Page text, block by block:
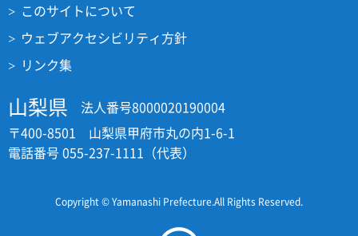
このサイトについて
ウェブアクセシビリティ方針
リンク集
山梨県
法人番号8000020190004
〒400-8501 山梨県甲府市丸の内1-6-1
電話番号 055-237-1111（代表）
Copyright © Yamanashi Prefecture.All Rights Reserved.